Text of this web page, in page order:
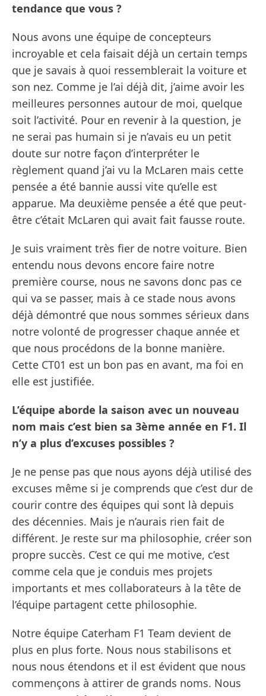
tendance que vous ?
Nous avons une équipe de concepteurs
incroyable et cela faisait déjà un certain temps
que je savais à quoi ressemblerait la voiture et
son nez. Comme je l’ai déjà dit, j’aime avoir les
meilleures personnes autour de moi, quelque
soit l’activité. Pour en revenir à la question, je
ne serai pas humain si je n’avais eu un petit
doute sur notre façon d’interpréter le
règlement quand j’ai vu la McLaren mais cette
pensée a été bannie aussi vite qu’elle est
apparue. Ma deuxième pensée a été que peut-
être c’était McLaren qui avait fait fausse route.
Je suis vraiment très fier de notre voiture. Bien
entendu nous devons encore faire notre
première course, nous ne savons donc pas ce
qui va se passer, mais à ce stade nous avons
déjà démontré que nous sommes sérieux dans
notre volonté de progresser chaque année et
que nous procédons de la bonne manière.
Cette CT01 est un bon pas en avant, ma foi en
elle est justifiée.
L’équipe aborde la saison avec un nouveau
nom mais c’est bien sa 3ème année en F1. Il
n’y a plus d’excuses possibles ?
Je ne pense pas que nous ayons déjà utilisé des
excuses même si je comprends que c’est dur de
courir contre des équipes qui sont là depuis
des décennies. Mais je n’aurais rien fait de
différent. Je reste sur ma philosophie, créer son
propre succès. C’est ce qui me motive, c’est
comme cela que je conduis mes projets
importants et mes collaborateurs à la tête de
l’équipe partagent cette philosophie.
Notre équipe Caterham F1 Team devient de
plus en plus forte. Nous nous stabilisons et
nous nous étendons et il est évident que nous
commençons à attirer de grands noms. Nous